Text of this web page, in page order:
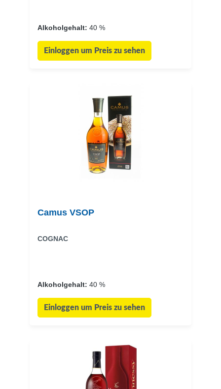
Alkoholgehalt: 40 %
Einloggen um Preis zu sehen
Camus VSOP
COGNAC
Alkoholgehalt: 40 %
Einloggen um Preis zu sehen